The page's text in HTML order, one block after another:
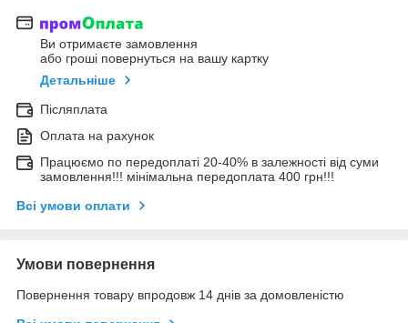
Ви отримаєте замовлення
або гроші повернуться на вашу картку
Детальніше
Післяплата
Оплата на рахунок
Працюємо по передоплаті 20-40% в залежності від суми
замовлення!!! мінімальна передоплата 400 грн!!!
Всі умови оплати
Умови повернення
Повернення товару впродовж 14 днів за домовленістю